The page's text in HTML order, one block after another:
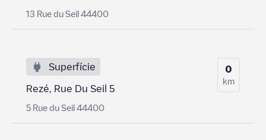
13 Rue du Seil 44400
Superfície
Rezé, Rue Du Seil 5
5 Rue du Seil 44400
0
km